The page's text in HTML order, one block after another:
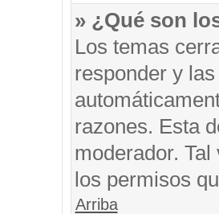
» ¿Qué son
Los temas
responder y
razones. Esta
moderador.
los permisos
Arriba